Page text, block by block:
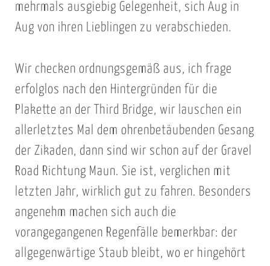
mehrmals ausgiebig Gelegenheit, sich Aug in
Aug von ihren Lieblingen zu verabschieden.
Wir checken ordnungsgemäß aus, ich frage
erfolglos nach den Hintergründen für die
Plakette an der Third Bridge, wir lauschen ein
allerletztes Mal dem ohrenbetäubenden Gesang
der Zikaden, dann sind wir schon auf der Gravel
Road Richtung Maun. Sie ist, verglichen mit
letzten Jahr, wirklich gut zu fahren. Besonders
angenehm machen sich auch die
vorangegangenen Regenfälle bemerkbar: der
allgegenwärtige Staub bleibt, wo er hingehört